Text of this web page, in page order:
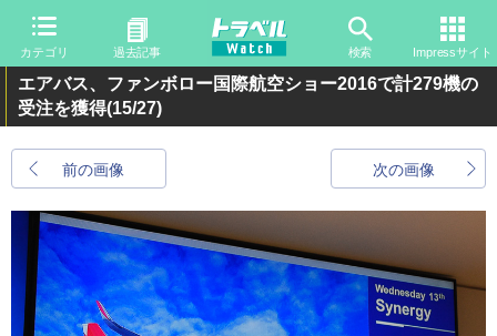
カテゴリ 過去記事 検索 Impressサイト
エアバス、ファンボロー国際航空ショー2016で計279機の
受注を獲得(15/27)
前の画像 次の画像